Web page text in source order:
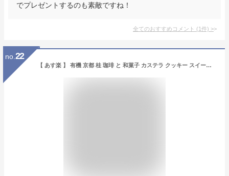
でプレゼントするのも素敵ですね！
全てのおすすめコメント (1件) >
no. 22
【 あす楽 】 有機 京都 桂 珈琲 と 和菓子 カステラ クッキー スイーツ ギフト セット お菓子 出産 内祝い 結婚 出産内祝い 名入れ 写真カード 結婚祝いお祝い返し お返し 快気 出産内祝 結婚内祝い 新築祝い 送料無料 (DB)軽 5000円 お祝い お歳暮 コーヒー 七五三